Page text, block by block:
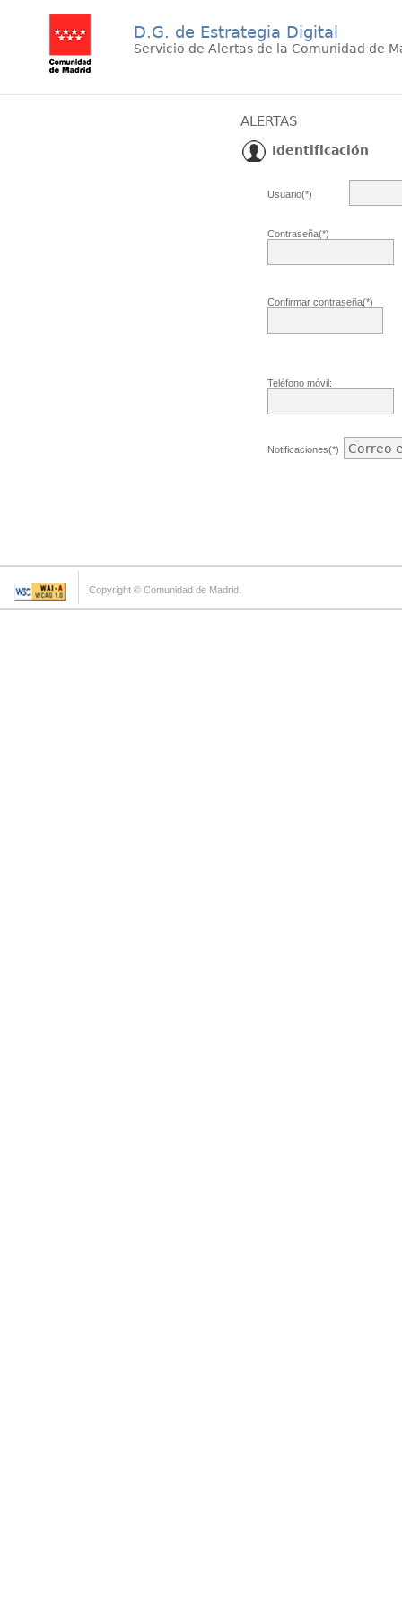
D.G. de Estrategia Digital
Servicio de Alertas de la Comunidad de
ALERTAS
Identificación
Usuario(*)
Contraseña(*)
Confirmar contraseña(*)
Teléfono móvil:
Notificaciones(*)
Copyright © Comunidad de Madrid.